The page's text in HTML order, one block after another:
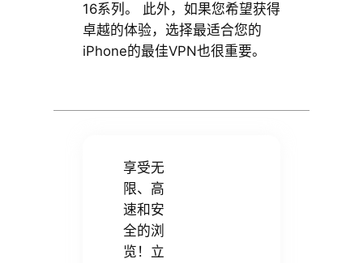
16系列。 此外，如果您希望获得
卓越的体验，选择最适合您的
iPhone的最佳VPN也很重要。
享受无
限、高
速和安
全的浏
览！立